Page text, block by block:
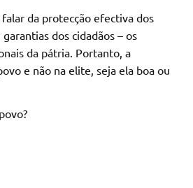
da protecção efectiva dos
dos cidadãos – os
da pátria. Portanto, a
e não na elite, seja ela boa ou